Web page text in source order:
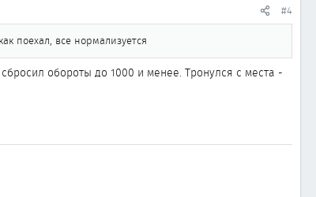
#4
поехал, все нормализуется
обороты до 1000 и менее. Тронулся с места -